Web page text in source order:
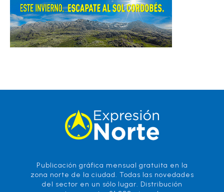
Publicación gráfica mensual gratuita en la
zona norte de la ciudad. Todas las novedades
del sector en un sólo lugar. Distribución